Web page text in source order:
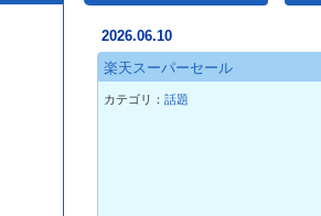
2026.06.10
楽天スーパーセール
カテゴリ：話題